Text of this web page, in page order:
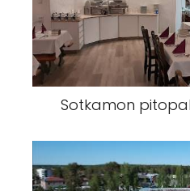
Sotkamon